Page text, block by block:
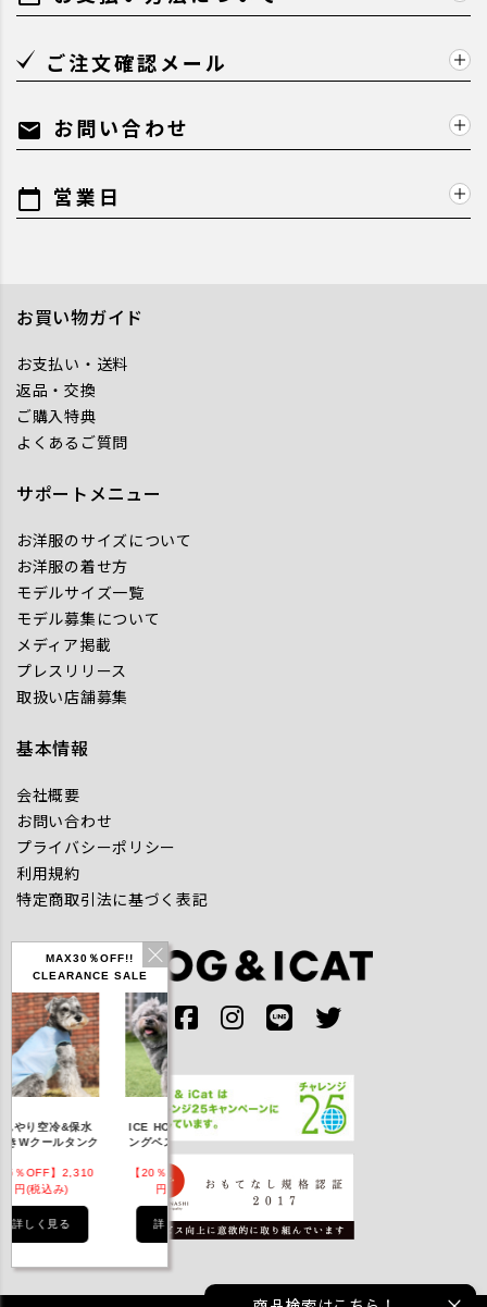
MAX30％OFF!!
CLEARANCE SALE
やり空冷&保水
Wクールタンク
％OFF】2,310
円(税込み)
詳しく見る
ICE HOLD フィッシ
ングベスト 保冷剤付
【20％OFF】3,168
円(税込み)
詳しく見る
IDOG ICE HOLD ネ
ッククーラー 保冷剤
円(税込み)
詳しく見る
ご注文確認メール
mail お問い合わせ
calendar_today 営業日
お買い物ガイド
お支払い・送料
返品・交換
ご購入特典
よくあるご質問
サポートメニュー
お洋服のサイズについて
お洋服の着せ方
モデルサイズ一覧
モデル募集について
メディア掲載
プレスリリース
取扱い店舗募集
基本情報
会社概要
お問い合わせ
プライバシーポリシー
利用規約
特定商取引法に基づく表記